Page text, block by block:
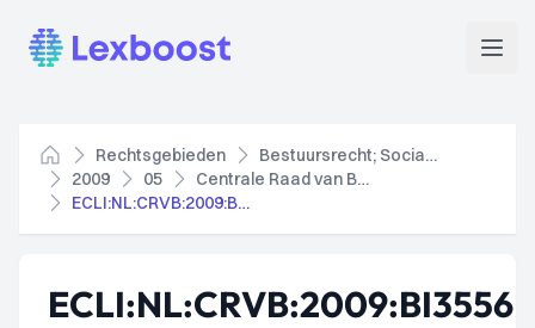
Lexboost
Home
Rechtsgebieden
Bestuursrecht; Socialezekerheidsrecht
2009
05
Centrale Raad van Beroep
ECLI:NL:CRVB:2009:BI3556
ECLI:NL:CRVB:2009:BI3556